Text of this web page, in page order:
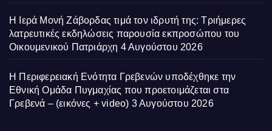
Η Ιερά Μονή Ζάβορδας τιμά τον ιδρυτή της: Τριήμερες
λατρευτικές εκδηλώσεις παρουσία εκπροσώπου του
Οικουμενικού Πατριάρχη 4 Αυγούστου 2026
Η Περιφερειακή Ενότητα Γρεβενών υποδέχθηκε την
Εθνική Ομάδα Πυγμαχίας που προετοιμάζεται στα
Γρεβενά – (εικόνες + video) 3 Αυγούστου 2026